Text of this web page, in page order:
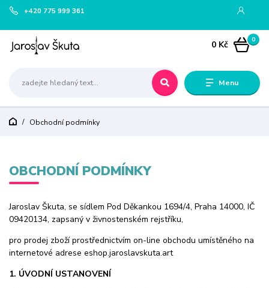
Menu
+420 775 999 361
0
0 Kč
Obchodní podmínky
OBCHODNÍ PODMÍNKY
Jaroslav Škuta, se sídlem Pod Děkankou 1694/4, Praha 14000, IČ
09420134, zapsaný v živnostenském rejstříku,
pro prodej zboží prostřednictvím on-line obchodu umístěného na
internetové adrese eshop.jaroslavskuta.art
1. ÚVODNÍ USTANOVENÍ